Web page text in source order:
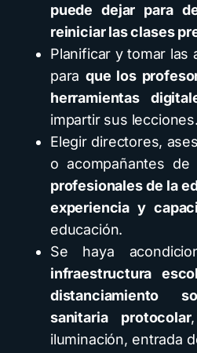
puede dejar para
reiniciar las clases
Planificar y tomar las
paraque los
herramientas
impartir sus lecciones.
Elegir directores,
o acompañantes
profesionales de la
experiencia y
educación.
Se haya
infraestructura
distanciamiento
sanitaria protocolar
iluminación, entrada